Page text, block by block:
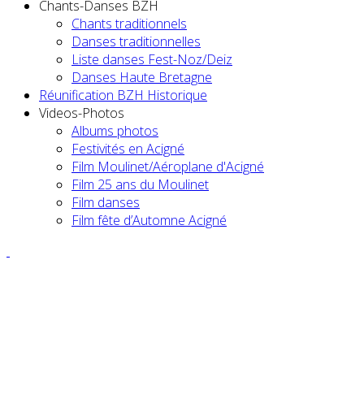
Chants-Danses BZH
Chants traditionnels
Danses traditionnelles
Liste danses Fest-Noz/Deiz
Danses Haute Bretagne
Réunification BZH Historique
Videos-Photos
Albums photos
Festivités en Acigné
Film Moulinet/Aéroplane d'Acigné
Film 25 ans du Moulinet
Film danses
Film fête d’Automne Acigné